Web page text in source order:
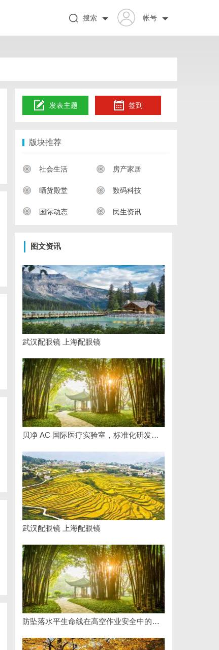
帐号
搜索
发表主题 签到
版块推荐
社会生活 房产家居
晒货殿堂 数码科技
国际动态 民生资讯
图文资讯
武汉配眼镜 上海配眼镜
贝净 AC 国际医疗实验室，标准化研发体系全解析
武汉配眼镜 上海配眼镜
防坠落水平生命线在高空作业安全中的关键作用与应用解析